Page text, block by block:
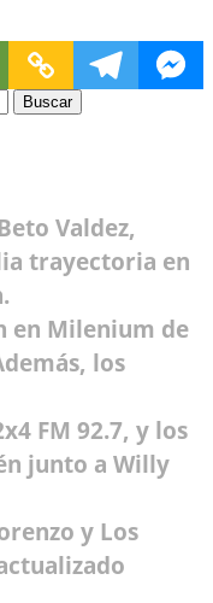
Valdez,
trayectoria en
en Milenium de
los
FM 92.7, y los
junto a Willy
y Los